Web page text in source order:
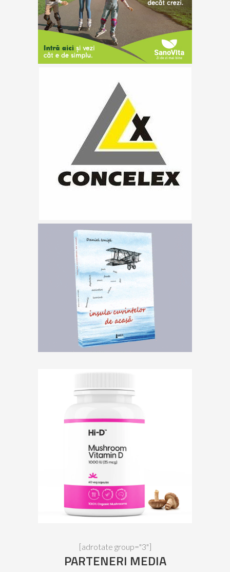
[adrotate group="3"]
PARTENERI MEDIA